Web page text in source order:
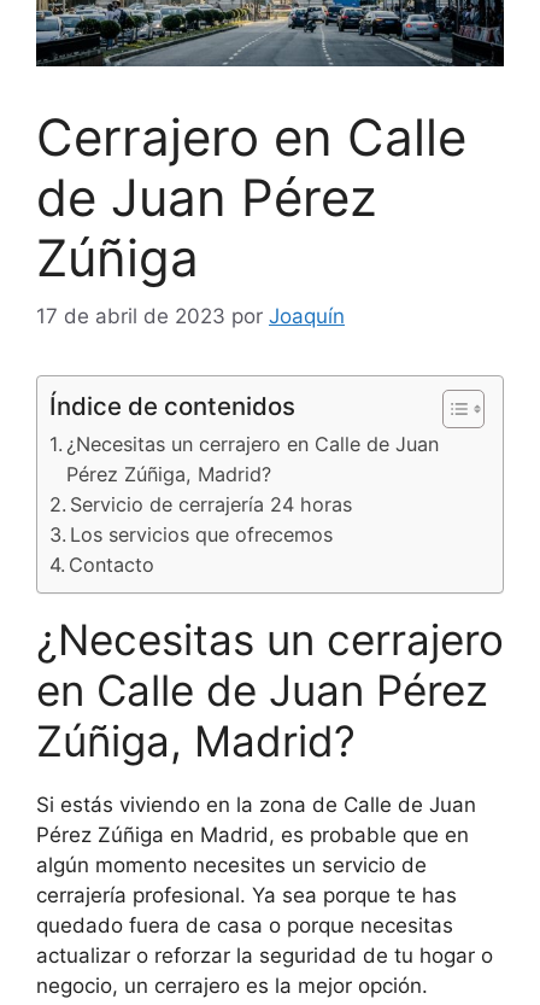
Cerrajero en Calle
de Juan Pérez
Zúñiga
17 de abril de 2023 por Joaquín
Índice de contenidos
¿Necesitas un cerrajero en Calle de Juan
Pérez Zúñiga, Madrid?
Servicio de cerrajería 24 horas
Los servicios que ofrecemos
Contacto
¿Necesitas un cerrajero
en Calle de Juan Pérez
Zúñiga, Madrid?
Si estás viviendo en la zona de Calle de Juan
Pérez Zúñiga en Madrid, es probable que en
algún momento necesites un servicio de
cerrajería profesional. Ya sea porque te has
quedado fuera de casa o porque necesitas
actualizar o reforzar la seguridad de tu hogar o
negocio, un cerrajero es la mejor opción.